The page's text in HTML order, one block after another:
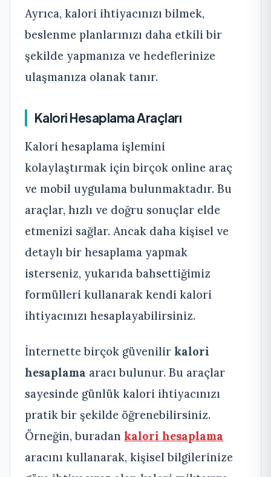
Ayrıca, kalori ihtiyacınızı bilmek,
beslenme planlarınızı daha etkili bir
şekilde yapmanıza ve hedeflerinize
ulaşmanıza olanak tanır.
Kalori Hesaplama Araçları
Kalori hesaplama işlemini
kolaylaştırmak için birçok online araç
ve mobil uygulama bulunmaktadır. Bu
araçlar, hızlı ve doğru sonuçlar elde
etmenizi sağlar. Ancak daha kişisel ve
detaylı bir hesaplama yapmak
isterseniz, yukarıda bahsettiğimiz
formülleri kullanarak kendi kalori
ihtiyacınızı hesaplayabilirsiniz.
İnternette birçok güvenilir kalori
hesaplama aracı bulunur. Bu araçlar
sayesinde günlük kalori ihtiyacınızı
pratik bir şekilde öğrenebilirsiniz.
Örneğin, buradan kalori hesaplama
aracını kullanarak, kişisel bilgilerinize